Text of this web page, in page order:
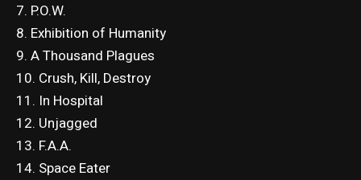
7. P.O.W.
8. Exhibition of Humanity
9. A Thousand Plagues
10. Crush, Kill, Destroy
11. In Hospital
12. Unjagged
13. F.A.A.
14. Space Eater